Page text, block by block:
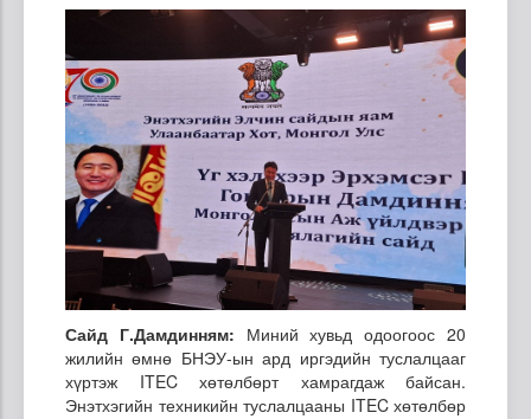
Сайд Г.Дамдинням: Миний хувьд одоогоос 20
жилийн өмнө БНЭУ-ын ард иргэдийн туслалцааг
хүртэж ITEC хөтөлбөрт хамрагдаж байсан.
Энэтхэгийн техникийн туслалцааны ITEC хөтөлбөр